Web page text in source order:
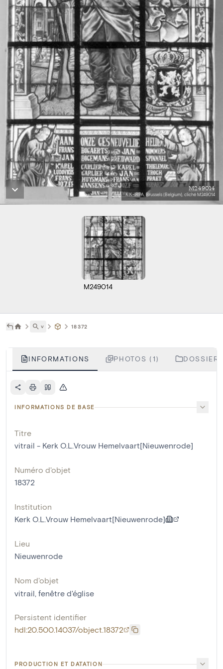
M249014
KIK-IRPA, Brussels (Belgium), cliché M249014
M249014
˅ 18372
INFORMATIONS PHOTOS (1)
INFORMATIONS DE BASE
Titre
vitrail - Kerk O.L.Vrouw Hemelvaart[Nieuwenrode]
Numéro d'objet
18372
Institution
Kerk O.L.Vrouw Hemelvaart[Nieuwenrode]
Lieu
Nieuwenrode
Nom d'objet
vitrail, fenêtre d'église
Persistent identifier
hdl:20.500.14037/object.18372
PRODUCTION ET DATATION